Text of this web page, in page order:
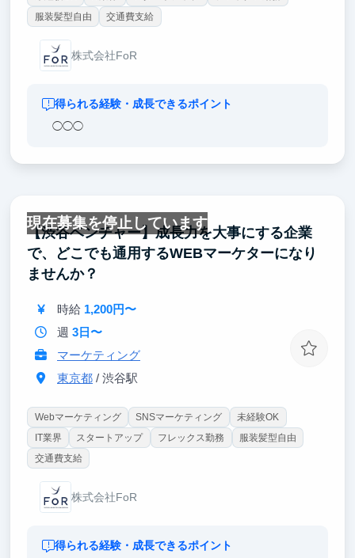
服装髪型自由
交通費支給
株式会社FoR
得られる経験・成長できるポイント
◯◯◯
現在募集を停止しています
【渋谷ベンチャー】成長力を大事にする企業
で、どこでも通用するWEBマーケターになり
ませんか？
時給 1,200円〜
週 3日〜
マーケティング
東京都/ 渋谷駅
Webマーケティング SNSマーケティング
未経験OK
IT業界
スタートアップ フレックス勤務
服装髪型自由
交通費支給
株式会社FoR
得られる経験・成長できるポイント